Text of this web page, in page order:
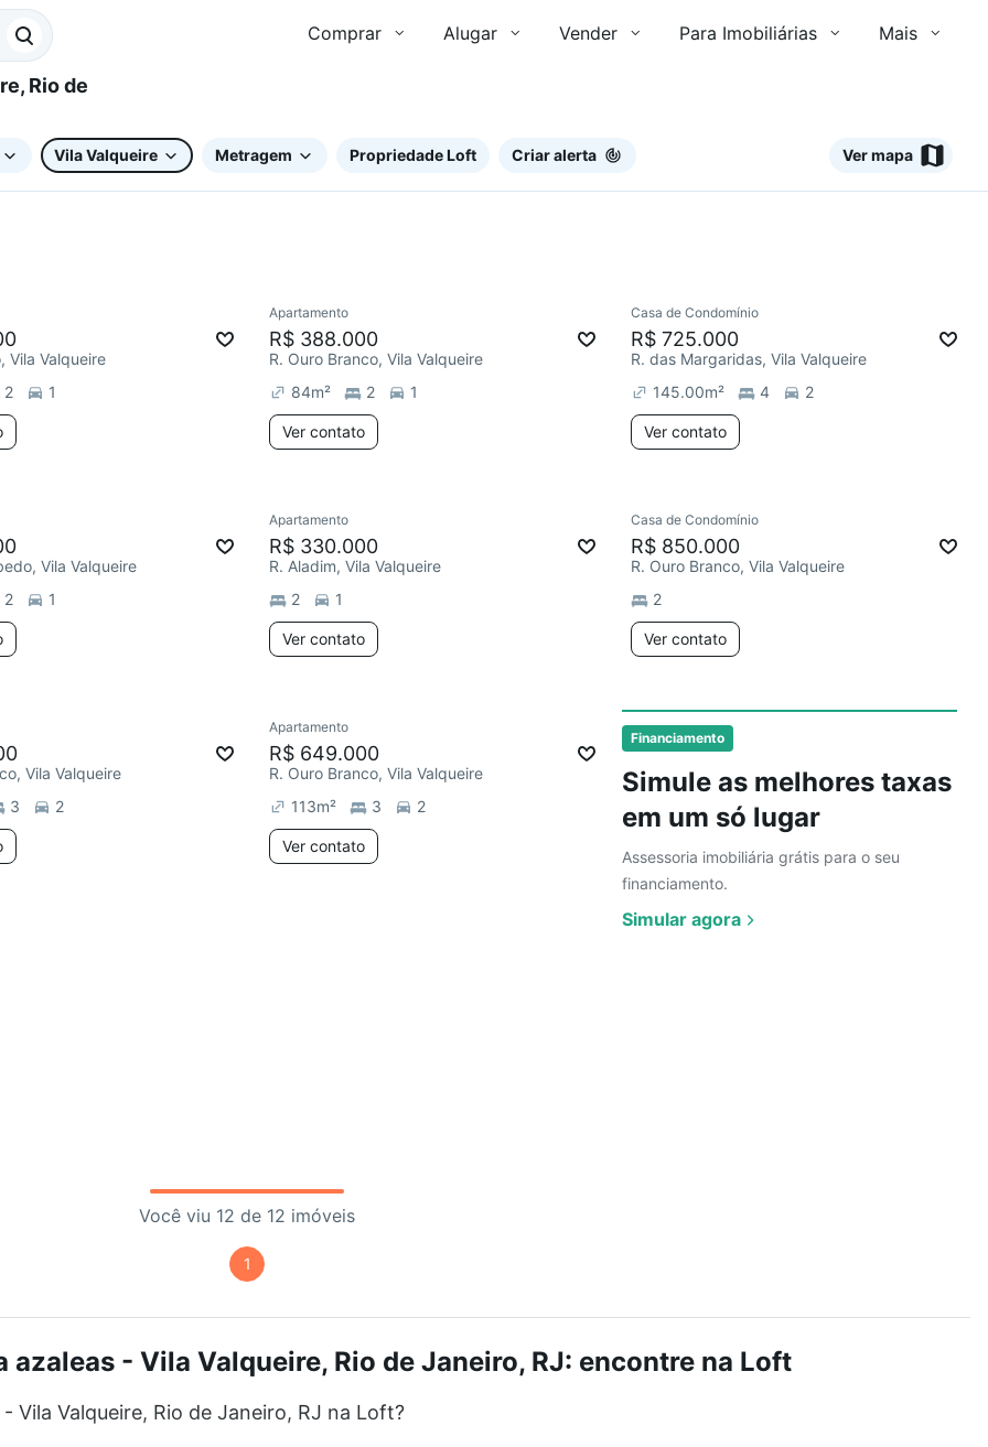
Comprar Alugar Vender Para Imobiliárias Mais
Vila Valqueire Metragem Propriedade Loft Criar alerta Ver mapa
Financiamento
Simule as melhores taxas
em um só lugar
Assessoria imobiliária grátis para o seu
financiamento.
Simular agora
Vila Valqueire
2 1
Apartamento
R$ 388.000
R. Ouro Branco, Vila Valqueire
84m² 2 1
Ver contato
Casa de Condomínio
R$ 725.000
R. das Margaridas, Vila Valqueire
145.00m² 4 2
Ver contato
mês
Vila Valqueire
2 1
Redecorar
Apartamento
R$ 330.000
R. Aladim, Vila Valqueire
2
1
Ver contato
Chegou este mês
Casa de Condomínio
R$ 850.000
R. Ouro Branco, Vila Valqueire
2
Ver contato
Ver
Vila Valqueire
3 2
Redecorar
Apartamento
R$ 649.000
R. Ouro Branco, Vila Valqueire
113m² 3 2
Ver contato
Você viu 12 de 12 imóveis
1
azaleas - Vila Valqueire, Rio de Janeiro, RJ: encontre na Loft
Vila Valqueire, Rio de Janeiro, RJ na Loft?